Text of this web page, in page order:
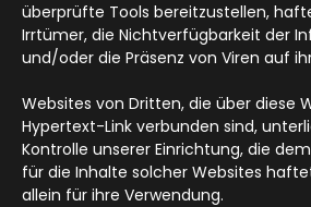
überprüfte Tools bereitzustellen,
Irrtümer, die Nichtverfügbarkeit der
und/oder die Präsenz von Viren auf
Websites von Dritten, die über diese
Hypertext-Link verbunden sind,
Kontrolle unserer Einrichtung, die
für die Inhalte solcher Websites
allein für ihre Verwendung.